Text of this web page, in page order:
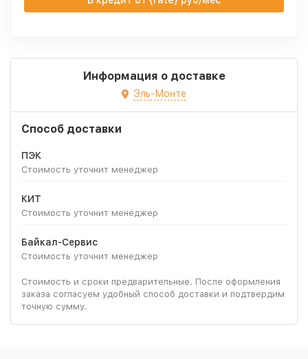
Информация о доставке
Эль-Монте
Способ доставки
ПЭК
Стоимость уточнит менеджер
КИТ
Стоимость уточнит менеджер
Байкал-Сервис
Стоимость уточнит менеджер
Стоимость и сроки предварительные. После оформления
заказа согласуем удобный способ доставки и подтвердим
точную сумму.